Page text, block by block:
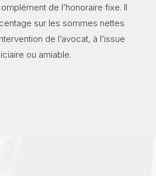
de l’honoraire fixe. Il
sur les sommes nettes
de l’avocat, à l’issue
ou amiable.